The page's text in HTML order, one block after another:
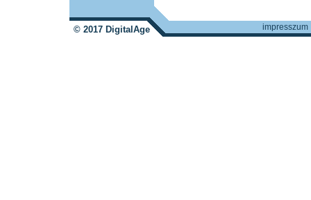
© 2017 DigitalAge impresszum